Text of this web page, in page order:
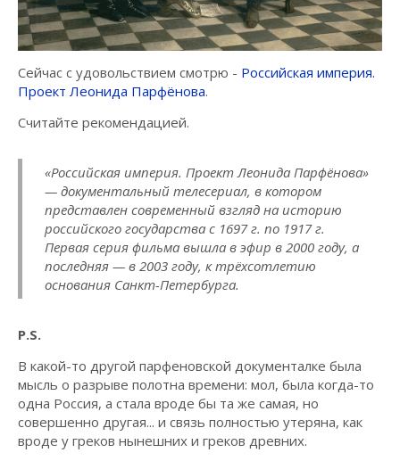
Сейчас с удовольствием смотрю - Российская империя.
Проект Леонида Парфёнова.
Считайте рекомендацией.
«Российская империя. Проект Леонида Парфёнова»
— документальный телесериал, в котором
представлен современный взгляд на историю
российского государства с 1697 г. по 1917 г.
Первая серия фильма вышла в эфир в 2000 году, а
последняя — в 2003 году, к трёхсотлетию
основания Санкт-Петербурга.
P.S.
В какой-то другой парфеновской документалке была
мысль о разрыве полотна времени: мол, была когда-то
одна Россия, а стала вроде бы та же самая, но
совершенно другая... и связь полностью утеряна, как
вроде у греков нынешних и греков древних.